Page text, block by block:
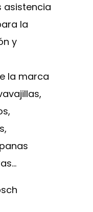
asistencia
la
y
la marca